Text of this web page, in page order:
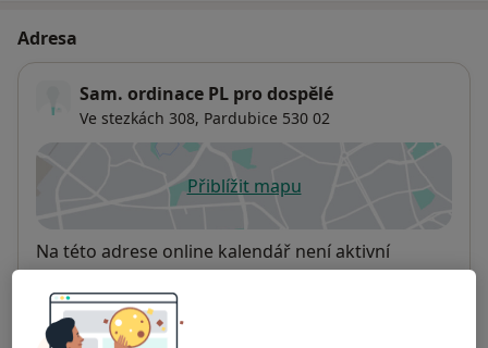
Adresa
Sam. ordinace PL pro dospělé
Ve stezkách 308, Pardubice 530 02
Přiblížit mapuse otevře v nové záložce
Dostupnost
Na této adrese online kalendář není aktivní